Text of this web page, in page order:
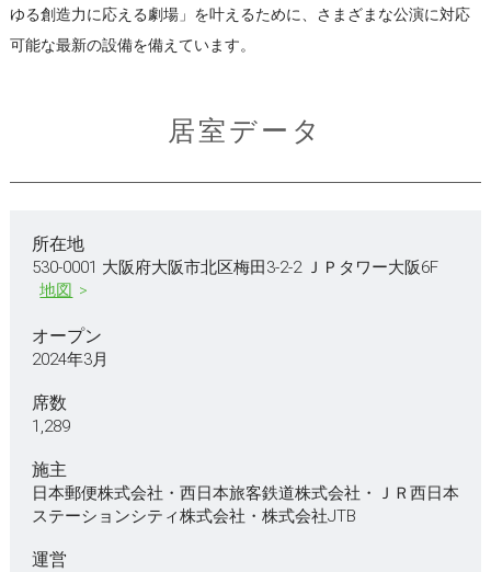
ゆる創造力に応える劇場」を叶えるために、さまざまな公演に対応
可能な最新の設備を備えています。
居室データ
所在地
530-0001 大阪府大阪市北区梅田3-2-2 ＪＰタワー大阪6F
地図
オープン
2024年3月
席数
1,289
施主
日本郵便株式会社・西日本旅客鉄道株式会社・ＪＲ西日本
ステーションシティ株式会社・株式会社JTB
運営